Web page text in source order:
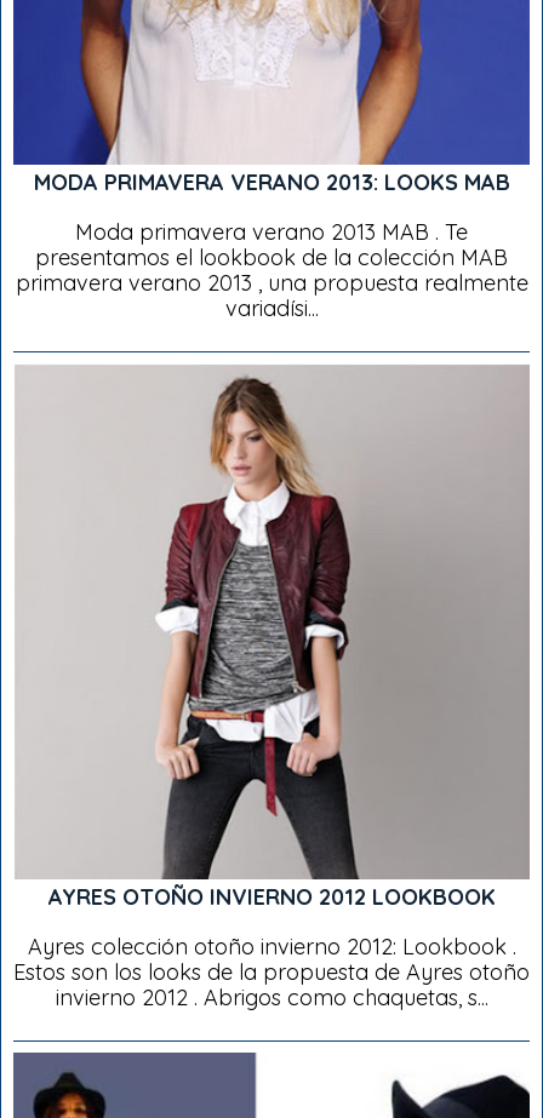
MODA PRIMAVERA VERANO 2013: LOOKS MAB
Moda primavera verano 2013 MAB . Te
presentamos el lookbook de la colección MAB
primavera verano 2013 , una propuesta realmente
variadísi...
AYRES OTOÑO INVIERNO 2012 LOOKBOOK
Ayres colección otoño invierno 2012: Lookbook .
Estos son los looks de la propuesta de Ayres otoño
invierno 2012 . Abrigos como chaquetas, s...